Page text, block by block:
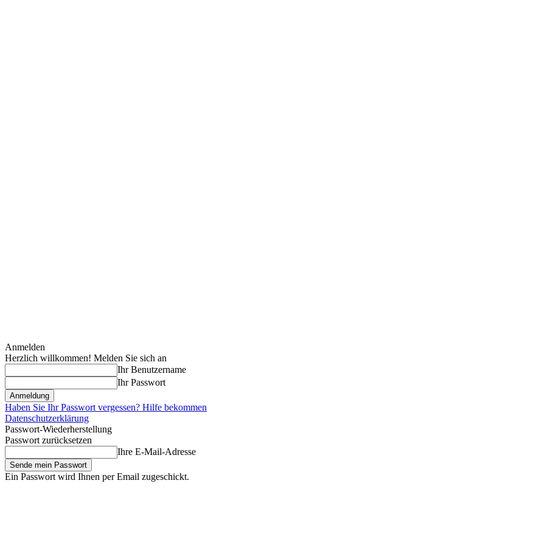
Anmelden
Herzlich willkommen! Melden Sie sich an
Ihr Benutzername
Ihr Passwort
Haben Sie Ihr Passwort vergessen? Hilfe bekommen
Datenschutzerklärung
Passwort-Wiederherstellung
Passwort zurücksetzen
Ihre E-Mail-Adresse
Ein Passwort wird Ihnen per Email zugeschickt.